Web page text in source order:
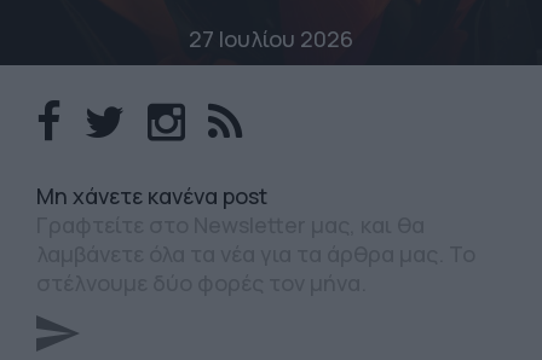
27 Ιουλίου 2026
Mη χάνετε κανένα post